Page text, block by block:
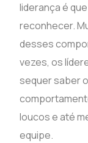
liderança é
reconhecer.
desses
vezes, os
sequer saber
loucos e até
equipe.